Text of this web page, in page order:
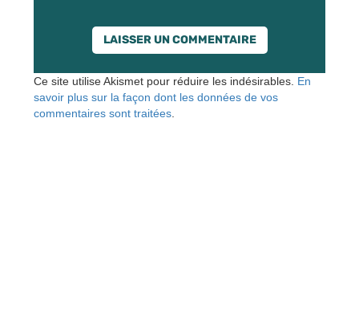
Ce site utilise Akismet pour réduire les indésirables. En
savoir plus sur la façon dont les données de vos
commentaires sont traitées